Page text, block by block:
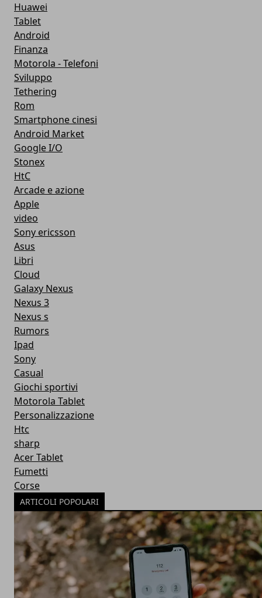
Huawei
Tablet
Android
Finanza
Motorola - Telefoni
Sviluppo
Tethering
Rom
Smartphone cinesi
Android Market
Google I/O
Stonex
HtC
Arcade e azione
Apple
video
Sony ericsson
Asus
Libri
Cloud
Galaxy Nexus
Nexus 3
Nexus s
Rumors
Ipad
Sony
Casual
Giochi sportivi
Motorola Tablet
Personalizzazione
Htc
sharp
Acer Tablet
Fumetti
Corse
ARTICOLI POPOLARI